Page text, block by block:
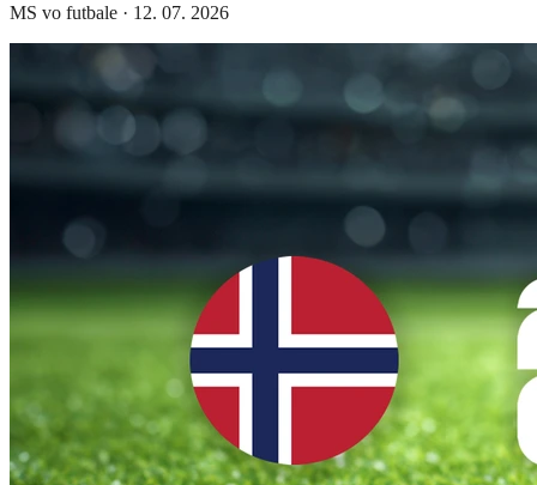
MS vo futbale · 12. 07. 2026